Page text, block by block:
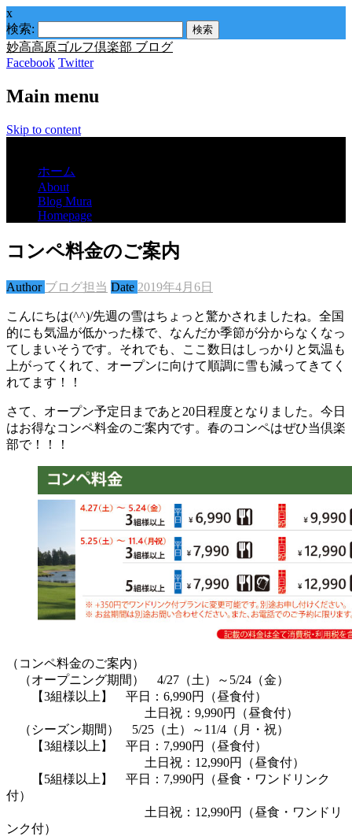
x
検索:
妙高高原ゴルフ倶楽部 ブログ
Facebook Twitter
Main menu
Skip to content
ホーム
About
Blog Mura
Homepage
コンペ料金のご案内
Author ブログ担当 Date 2019年4月6日
こんにちは(^^)/先週の雪はちょっと驚かされましたね。全国
的にも気温が低かった様で、なんだか季節が分からなくなっ
てしまいそうです。それでも、ここ数日はしっかりと気温も
上がってくれて、オープンに向けて順調に雪も減ってきてく
れてます！！
さて、オープン予定日まであと20日程度となりました。今日
はお得なコンペ料金のご案内です。春のコンペはぜひ当倶楽
部で！！！
（コンペ料金のご案内）
（オープニング期間） 4/27（土）～5/24（金）
【3組様以上】 平日：6,990円（昼食付）
土日祝：9,990円（昼食付）
（シーズン期間） 5/25（土）～11/4（月・祝）
【3組様以上】 平日：7,990円（昼食付）
土日祝：12,990円（昼食付）
【5組様以上】 平日：7,990円（昼食・ワンドリンク
付）
土日祝：12,990円（昼食・ワンドリ
ンク付）